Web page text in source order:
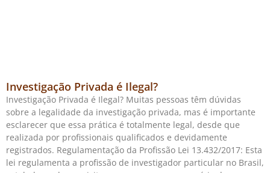
Investigação Privada é Ilegal?
Investigação Privada é Ilegal? Muitas pessoas têm dúvidas
sobre a legalidade da investigação privada, mas é importante
esclarecer que essa prática é totalmente legal, desde que
realizada por profissionais qualificados e devidamente
registrados. Regulamentação da Profissão Lei 13.432/2017: Esta
lei regulamenta a profissão de investigador particular no Brasil,